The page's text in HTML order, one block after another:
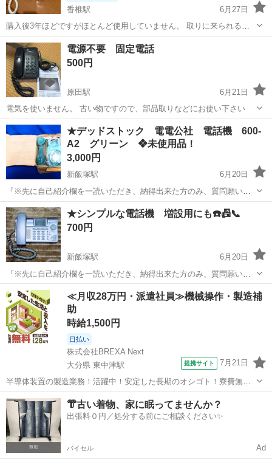
香椎駅
6月27日
購入後3年ほどですがほとんど使用していません。 取りに来られる方
にお譲りします
福岡 福岡市 香椎駅 電話、ＦＡＸ
電源不要 固定電話
500円
原田駅
6月21日
電気を使いません。 古い物ですので、部品取りなどにお使い下さい
福岡 筑紫野市 原田駅 電話、ＦＡＸ
★デッドストック 電電公社 電話機 600-
A2 グリーン ❖未使用品！
3,000円
新飯塚駅
6月20日
『※先に自己紹介欄を一読いただき、納得出来た方のみ、質問願いま
す。』 現NTTのダイヤル式の電話機 600A2 珍しい緑色 になりま
す。 時代を偲ぶコレクションにいかがでしょうか。 押し入れに長期
保...
福岡 飯塚市 新飯塚駅 電話、ＦＡＸ グリーン
★シンプルな電話機 増設用にも☎️📠📞
700円
新飯塚駅
6月20日
『※先に自己紹介欄を一読いただき、納得出来た方のみ、質問願いま
す。』 シンプルなタイプの固定電話機です。 電話機が壊れたり、調子
の悪い方はもちろん、プラス１台 増設用にもいかがでしょうか。 全体
的にきれいで...
福岡 飯塚市 新飯塚駅 電話、ＦＡＸ ボタン
≪月収28万円・派遣社員≫機械操作・製造補
助
時給1,500円
日払い
株式会社BREXA Next
大分県 東中津駅
提携サイト 7月21日
半導体装置の製造業務！活躍中！安定した長期のオシゴト！寮費無料
★赴任旅費会社負担◎20代～40代の男性活躍中★未経験活躍中！高時
給1,500円！《大分県中津市》 人気の工場のお仕事 ◇半導体装置内部
のシート製造◇ ＊クリー...
大分 中津市 東中津駅 その他
👘古い着物、家に眠ってませんか？
出張料０円／処分する前にご相談ください✨
バイセル Ad